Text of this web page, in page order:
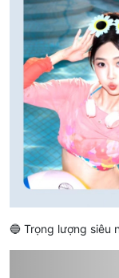
🔵 Trọng lượng siêu